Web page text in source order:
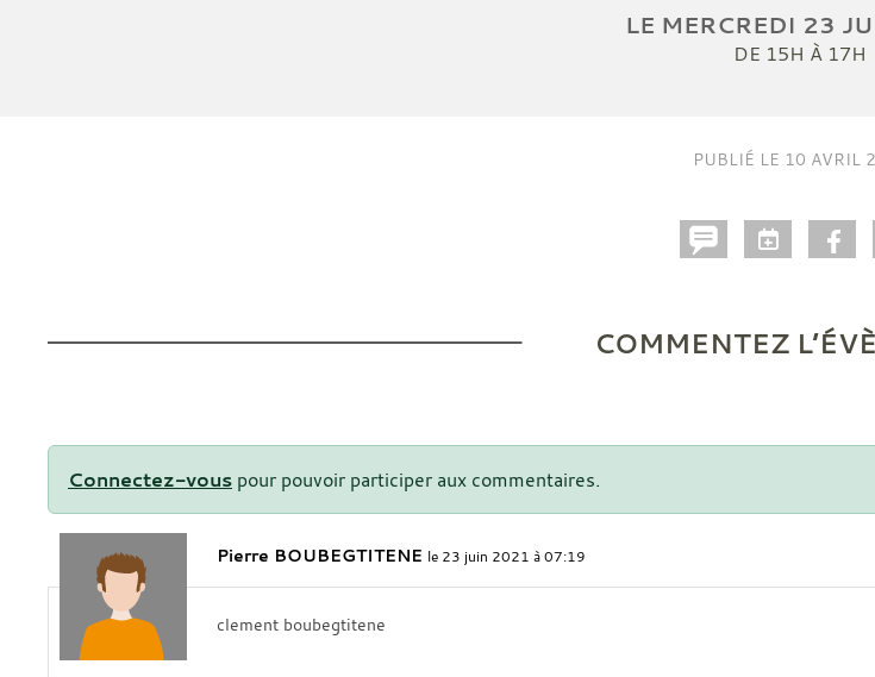
LE MERCREDI 23
DE 15H À 17H
PUBLIÉ LE 10 AVRIL
COMMENTEZ
Connectez-vous pour pouvoir participer aux commentaires.
Pierre BOUBEGTITENE le 23 juin 2021 à 07:19
clement boubegtitene